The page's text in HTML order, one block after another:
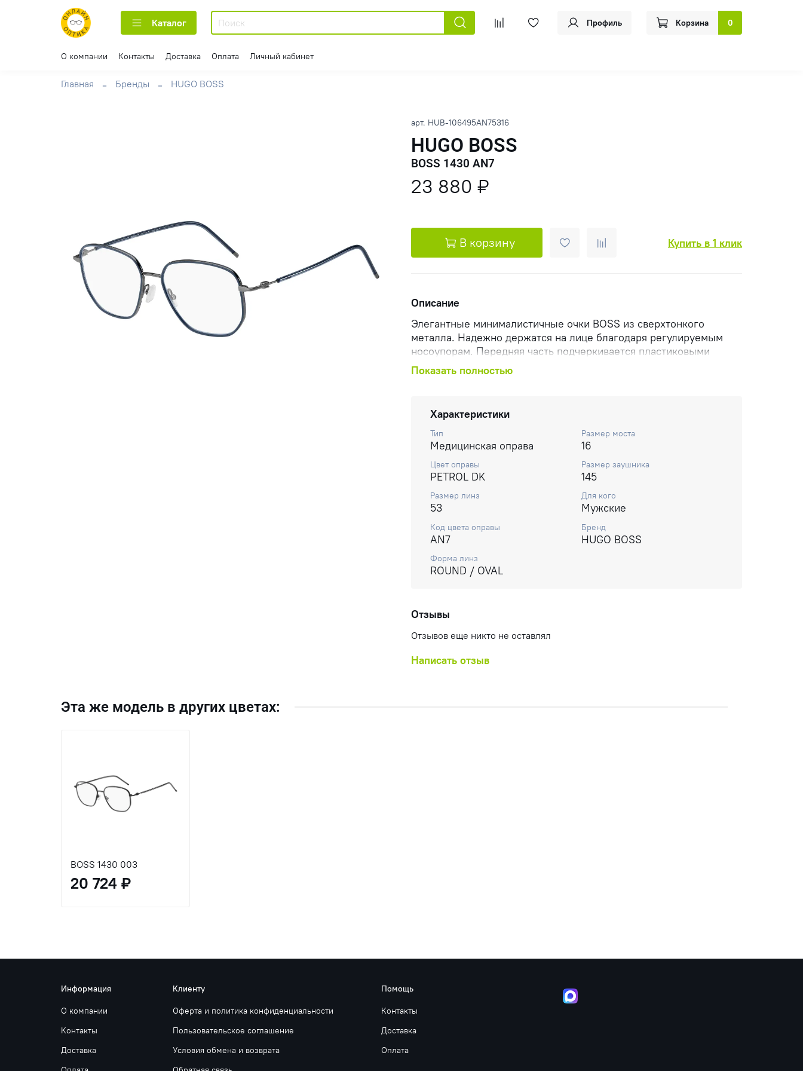
Каталог Профиль Корзина 0
О компании Контакты Доставка Оплата Личный кабинет
Главная Бренды HUGO BOSS
арт. HUB-106495AN75316
HUGO BOSS
BOSS 1430 AN7
23 880 ₽
В корзину Купить в 1 клик
Описание
Элегантные минималистичные очки BOSS из сверхтонкого
металла. Надежно держатся на лице благодаря регулируемым
носоупорам. Передняя часть подчеркивается пластиковыми
вставками, обрамляющимии линзы. Рамка элегантно переходит в
узкие заушники, которые также покрыты пластиковыми
высокотехнологичный характер этому стилю, который
безупречно сочетается с любым нарядом.
Показать полностью
Характеристики
Тип
Медицинская оправа
Размер моста
16
Цвет оправы
PETROL DK
Размер заушника
145
Размер линз
53
Для кого
Мужские
Код цвета оправы
AN7
Бренд
HUGO BOSS
Форма линз
ROUND / OVAL
Отзывы
Отзывов еще никто не оставлял
Написать отзыв
Эта же модель в других цветах:
BOSS 1430 003
20 724 ₽
Информация
О компании
Контакты
Доставка
Клиенту
Оферта и политика конфиденциальности
Пользовательское соглашение
Условия обмена и возврата
Помощь
Контакты
Доставка
Оплата